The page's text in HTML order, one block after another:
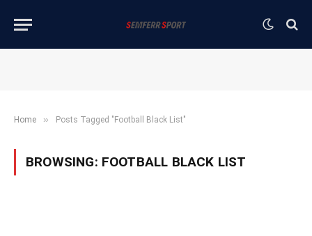
Home » Posts Tagged "Football Black List"
BROWSING: FOOTBALL BLACK LIST